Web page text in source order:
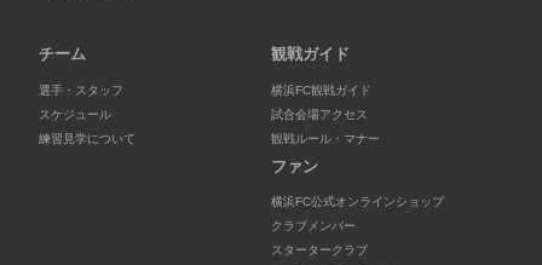
チーム
選手・スタッフ
スケジュール
練習見学について
観戦ガイド
横浜FC観戦ガイド
試合会場アクセス
観戦ルール・マナー
ファン
横浜FC公式オンラインショップ
クラブメンバー
スタータークラブ